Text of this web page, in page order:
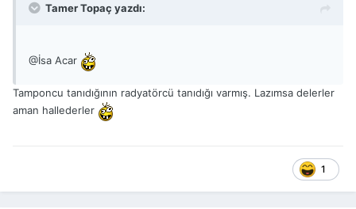
Tamer Topaç yazdı:
@İsa Acar
Tamponcu tanıdığının radyatörcü tanıdığı varmış. Lazımsa delerler
aman hallederler
1